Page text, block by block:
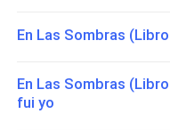
En Las Sombras
En Las Sombras
fui yo